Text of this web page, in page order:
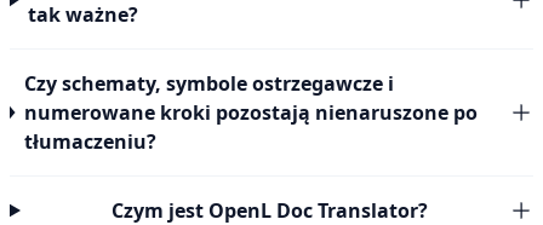
tak ważne?
Czy schematy, symbole ostrzegawcze i
numerowane kroki pozostają nienaruszone po
tłumaczeniu?
Czym jest OpenL Doc Translator?